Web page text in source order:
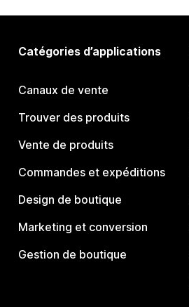
Catégories d’applications
Canaux de vente
Trouver des produits
Vente de produits
Commandes et expéditions
Design de boutique
Marketing et conversion
Gestion de boutique